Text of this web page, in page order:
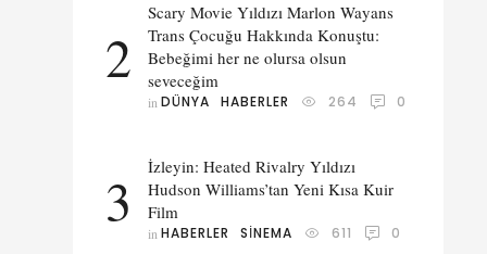
2
Scary Movie Yıldızı Marlon Wayans
Trans Çocuğu Hakkında Konuştu:
Bebeğimi her ne olursa olsun
seveceğim
in DÜNYA HABERLER 264 0
3
İzleyin: Heated Rivalry Yıldızı
Hudson Williams’tan Yeni Kısa Kuir
Film
in HABERLER SINEMA 611 0